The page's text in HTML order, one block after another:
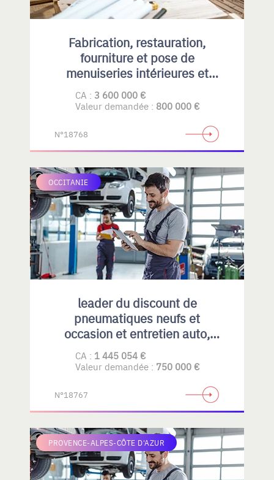
Fabrication, restauration,
fourniture et pose de
menuiseries intérieures et
extérieures , principalement en
bois
CA : 3 600 000 €
Valeur demandée : 800 000 €
N°18768
OCCITANIE
leader du discount de
pneumatiques neufs et
occasion et entretien auto,
emplacement idéal et fort
potentiel de développement
CA : 1 445 054 €
Valeur demandée : 750 000 €
N°18767
PROVENCE-ALPES-CÔTE D'AZUR